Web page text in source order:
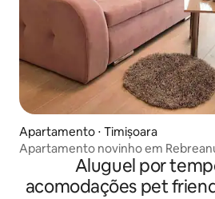
Apartamento ⋅ Timișoara
Apartamento novinho em
Aluguel por
acomodações pet